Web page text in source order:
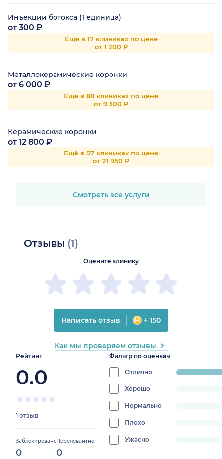
Инъекции ботокса (1 единица)
от 300 ₽
Ещё в 17 клиниках по цене
от 1 200 Р
Металлокерамические коронки
от 6 000 ₽
Ещё в 88 клиниках по цене
от 9 500 Р
Керамические коронки
от 12 800 ₽
Ещё в 57 клиниках по цене
от 21 950 Р
Смотреть все услуги
Отзывы (1)
Рейтинг
0.0
1 отзыв
Заблокировано
0
Нерелевантно
0
Фильтр по оценкам
Отлично
progress:
Хорошо
0%
Нормально
0%
Плохо
0%
Ужасно
progress:
Оцените клинику
Написать отзыв + 150
Как мы проверяем отзывы